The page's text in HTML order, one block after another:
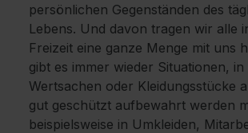
persönlichen Gegenständen des
Lebens. Und davon tragen wir alle
Freizeit eine ganze Menge mit uns
gibt es immer wieder Situationen, in
Wertsachen oder Kleidungsstücke
gut geschützt aufbewahrt werden
beispielsweise in Umkleiden,